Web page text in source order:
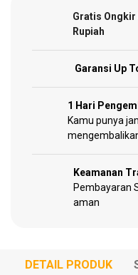
Gratis Ongkir
Rupiah
Garansi Up
1 Hari
Kamu punya
Keamanan
Pembayaran
aman
DETAIL PRODUK
Welding